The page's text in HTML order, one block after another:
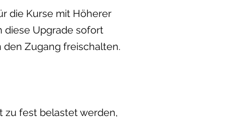
die Kurse mit Höherer
diese Upgrade sofort
den Zugang freischalten.
zu fest belastet werden,